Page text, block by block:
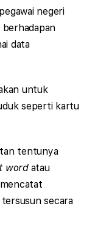
negeri
data
untuk
seperti kartu
tentunya
word atau
secara